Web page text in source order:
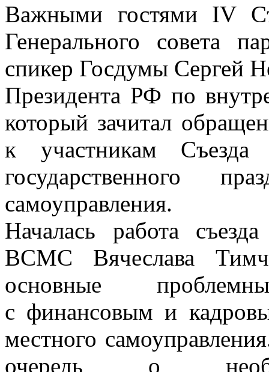
Важными гостями IV
Генерального совета
спикер Госдумы Сергей
Президента РФ по
который зачитал
к участникам
государственного
самоуправления.
Началась работа
ВСМС Вячеслава
основные
с финансовым и
местного
очередь о